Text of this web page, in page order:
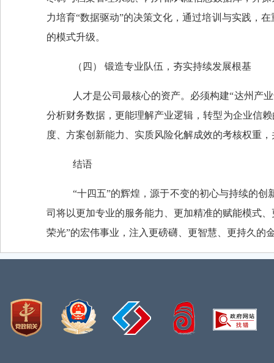
力培育“数据驱动”的决策文化，通过培训与实践，
的模式升级。
（四） 锻造专业队伍，夯实持续发展根基
人才是公司最核心的资产。必须构建“达州产
分析财务数据，更能理解产业逻辑，转型为企业信
度、方案创新能力、实质风险化解成效的考核权重
结语
“十四五”的辉煌，源于不变的初心与持续的
司将以更加专业的服务能力、更加精准的赋能模式
荣光”的宏伟事业 ，注入更磅礴、更智慧、更持久的